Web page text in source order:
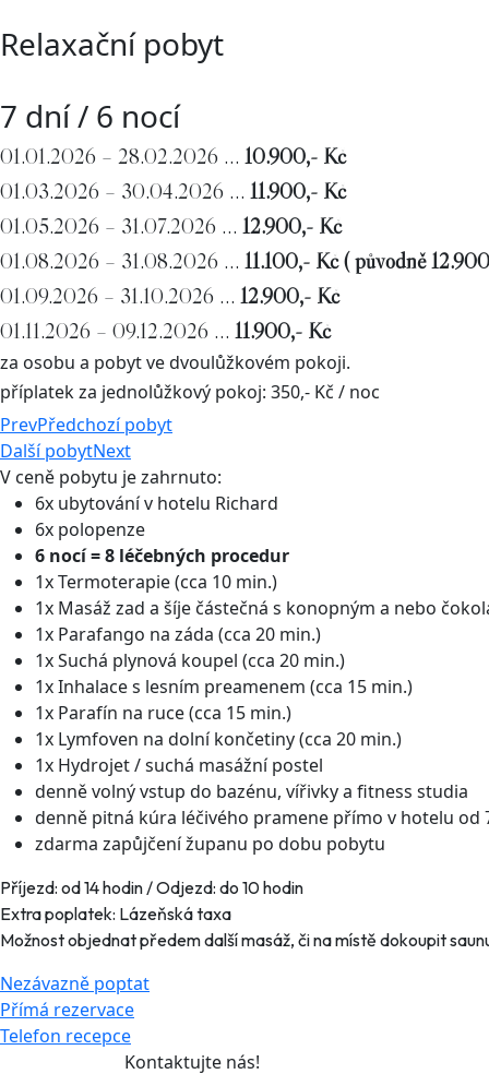
Relaxační pobyt
7 dní / 6 nocí
01.01.2026 – 28.02.2026 … 10.900,- Kč
01.03.2026 – 30.04.2026 … 11.900,- Kč
01.05.2026 – 31.07.2026 … 12.900,- Kč
01.08.2026 – 31.08.2026 … 11.100,- Kč ( původně
01.09.2026 – 31.10.2026 … 12.900,- Kč
01.11.2026 – 09.12.2026 … 11.900,- Kč
za osobu a pobyt ve dvoulůžkovém pokoji.
příplatek za jednolůžkový pokoj: 350,- Kč / noc
PrevPředchozí pobyt
Další pobytNext
V ceně pobytu je zahrnuto:
6x ubytování v hotelu Richard
6x polopenze
6 nocí = 8 léčebných procedur
1x Termoterapie (cca 10 min.)
1x Masáž zad a šíje částečná s konopným a nebo
1x Parafango na záda (cca 20 min.)
1x Suchá plynová koupel (cca 20 min.)
1x Inhalace s lesním preamenem (cca 15 min.)
1x Parafín na ruce (cca 15 min.)
1x Lymfoven na dolní končetiny (cca 20 min.)
1x Hydrojet / suchá masážní postel
denně volný vstup do bazénu, vířivky a fitness studia
denně pitná kúra léčivého pramene přímo v hotelu od
zdarma zapůjčení županu po dobu pobytu
Příjezd: od 14 hodin / Odjezd: do 10 hodin
Extra poplatek: Lázeňská taxa
Možnost objednat předem další masáž, či na místě dokoupit
Nezávazně poptat
Přímá rezervace
Telefon recepce
Kontaktujte nás!